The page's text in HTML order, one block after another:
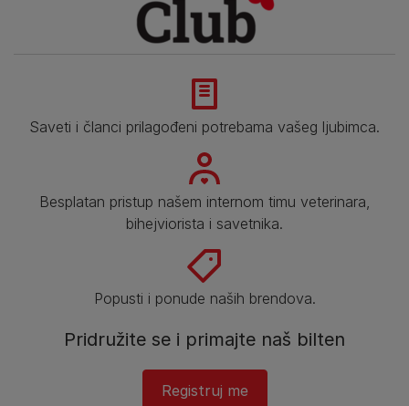
Saveti i članci prilagođeni potrebama vašeg ljubimca.
Besplatan pristup našem internom timu veterinara,
bihejviorista i savetnika.
Popusti i ponude naših brendova.
Pridružite se i primajte naš bilten
Registruj me​